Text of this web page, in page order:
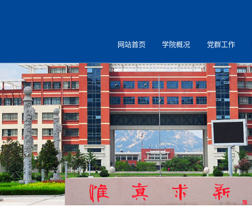
网站首页 学院概况 党群工作